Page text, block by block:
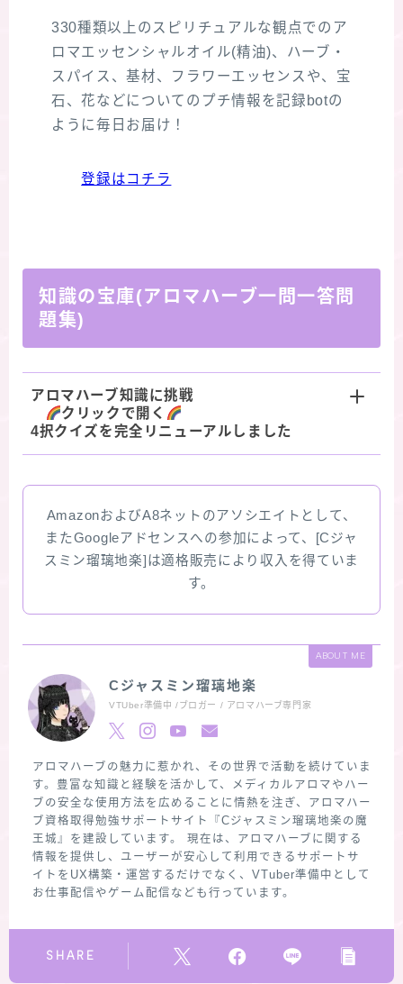
330種類以上のスピリチュアルな観点でのア
ロマエッセンシャルオイル(精油)、ハーブ・
スパイス、基材、フラワーエッセンスや、宝
石、花などについてのプチ情報を記録botの
ように毎日お届け！
登録はコチラ
知識の宝庫(アロマハーブ一問一答問
題集)
アロマハーブ知識に挑戦
クリックで開く
4択クイズを完全リニューアルしました
AmazonおよびA8ネットのアソシエイトとして、
またGoogleアドセンスへの参加によって、[Cジャ
スミン瑠璃地楽]は適格販売により収入を得ていま
す。
ABOUT ME
Cジャスミン瑠璃地楽
VTUber準備中 /ブロガー / アロマハーブ専門家
アロマハーブの魅力に惹かれ、その世界で活動を続けていま
す。豊富な知識と経験を活かして、メディカルアロマやハー
ブの安全な使用方法を広めることに情熱を注ぎ、アロマハー
ブ資格取得勉強サポートサイト『Cジャスミン瑠璃地楽の魔
王城』を建設しています。 現在は、アロマハーブに関する
情報を提供し、ユーザーが安心して利用できるサポートサ
イトをUX構築・運営するだけでなく、VTuber準備中として
お仕事配信やゲーム配信なども行っています。
SHARE